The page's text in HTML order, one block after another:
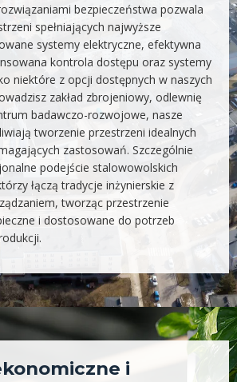
bezpieczeństwa pozwala
spełniających najwyższe
systemy elektryczne, efektywna
kontrola dostępu oraz systemy
niektóre z opcji dostępnych w naszych
zakład zbrojeniowy, odlewnię
badawczo-rozwojowe, nasze
tworzenie przestrzeni idealnych
zastosowań. Szczególnie
podejście stalowowolskich
łączą tradycje inżynierskie z
tworząc przestrzenie
i dostosowane do potrzeb
i